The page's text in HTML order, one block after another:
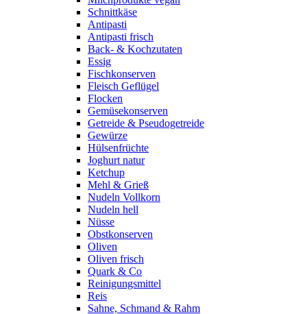
Schnittkäse
Antipasti
Antipasti frisch
Back- & Kochzutaten
Essig
Fischkonserven
Fleisch Geflügel
Flocken
Gemüsekonserven
Getreide & Pseudogetreide
Gewürze
Hülsenfrüchte
Joghurt natur
Ketchup
Mehl & Grieß
Nudeln Vollkorn
Nudeln hell
Nüsse
Obstkonserven
Oliven
Oliven frisch
Quark & Co
Reinigungsmittel
Reis
Sahne, Schmand & Rahm